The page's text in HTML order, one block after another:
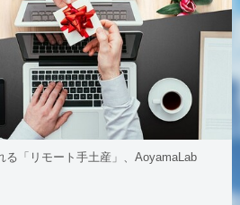
る「リモート手土産」、AoyamaLab